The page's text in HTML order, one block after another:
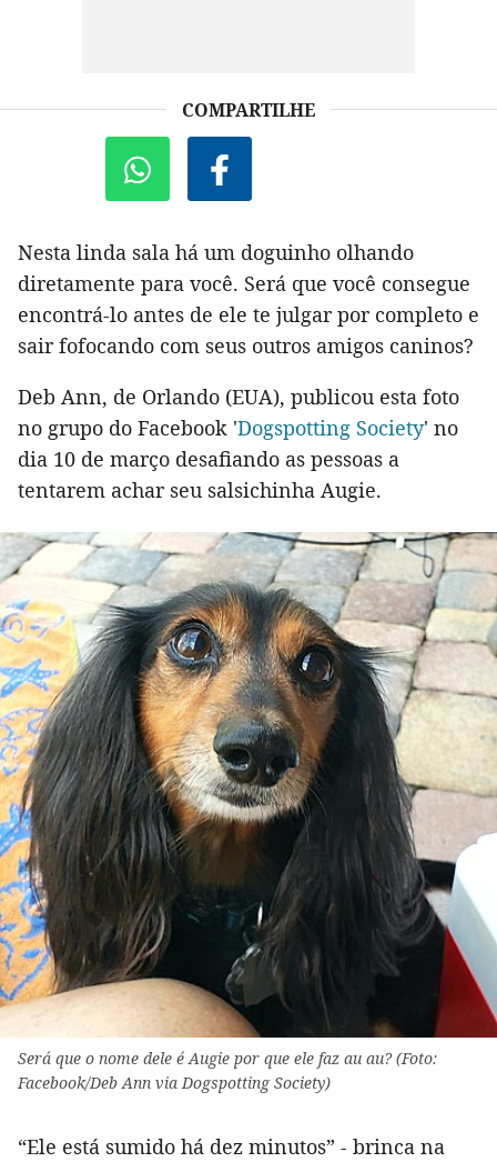
COMPARTILHE
Nesta linda sala há um doguinho olhando
diretamente para você. Será que você consegue
encontrá-lo antes de ele te julgar por completo e
sair fofocando com seus outros amigos caninos?
Deb Ann, de Orlando (EUA), publicou esta foto
no grupo do Facebook 'Dogspotting Society' no
dia 10 de março desafiando as pessoas a
tentarem achar seu salsichinha Augie.
Será que o nome dele é Augie por que ele faz au au? (Foto:
Facebook/Deb Ann via Dogspotting Society)
“Ele está sumido há dez minutos” - brinca na